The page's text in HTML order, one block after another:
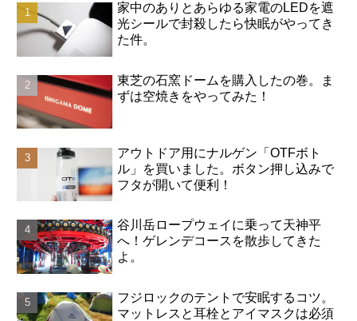
家中のありとあらゆる家電のLEDを遮
光シールで封殺したら快眠がやってき
た件。
東芝の石窯ドームを購入したの巻。ま
ずは空焼きをやってみた！
アウトドア用にナルゲン「OTFボト
ル」を買いました。ボタン押し込みで
フタが開いて便利！
谷川岳ロープウェイに乗って天神平
へ！ゲレンデコースを散歩してきた
よ。
フジロックのテントで安眠するコツ。
マットレスと耳栓とアイマスクは必須